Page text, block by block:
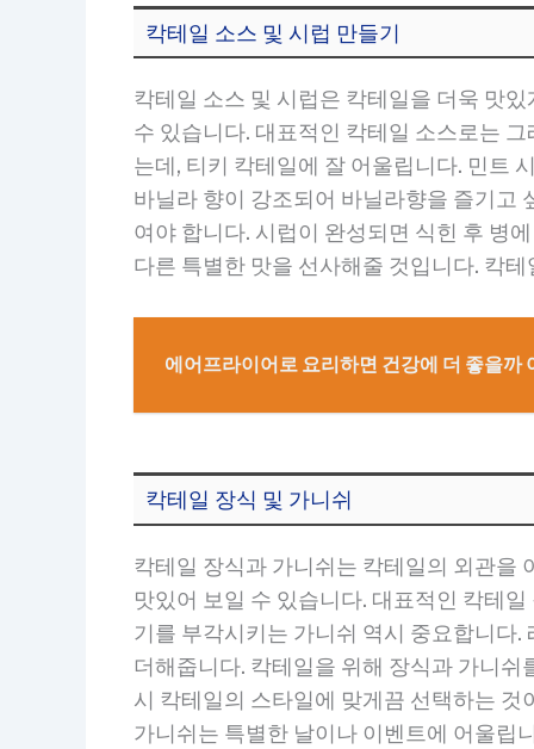
칵테일 소스 및 시럽 만들기
칵테일 소스 및 시럽은 칵테일을 더욱 맛
수 있습니다. 대표적인 칵테일 소스로는
는데, 티키 칵테일에 잘 어울립니다. 민트
바닐라 향이 강조되어 바닐라향을 즐기고
여야 합니다. 시럽이 완성되면 식힌 후 병
다른 특별한 맛을 선사해줄 것입니다. 칵
에어프라이어로 요리하면 건강에 더 좋을까
칵테일 장식 및 가니쉬
칵테일 장식과 가니쉬는 칵테일의 외관을
맛있어 보일 수 있습니다. 대표적인 칵테
기를 부각시키는 가니쉬 역시 중요합니다.
더해줍니다. 칵테일을 위해 장식과 가니
시 칵테일의 스타일에 맞게끔 선택하는
가니쉬는 특별한 날이나 이벤트에 어울립